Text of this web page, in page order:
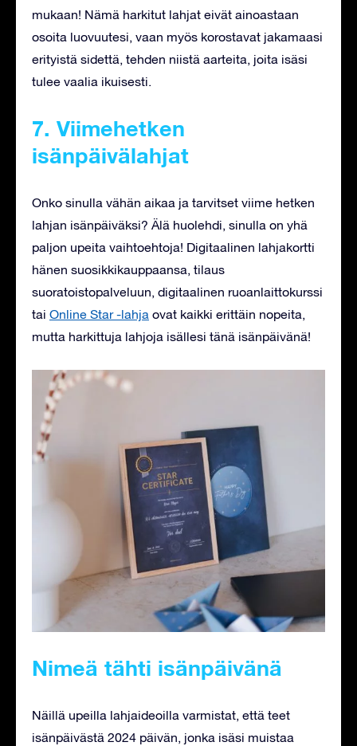
mukaan! Nämä harkitut lahjat eivät ainoastaan
osoita luovuutesi, vaan myös korostavat jakamaasi
erityistä sidettä, tehden niistä aarteita, joita isäsi
tulee vaalia ikuisesti.
7. Viimehetken
isänpäivälahjat
Onko sinulla vähän aikaa ja tarvitset viime hetken
lahjan isänpäiväksi? Älä huolehdi, sinulla on yhä
paljon upeita vaihtoehtoja! Digitaalinen lahjakortti
hänen suosikkikauppaansa, tilaus
suoratoistopalveluun, digitaalinen ruoanlaittokurssi
tai Online Star -lahja ovat kaikki erittäin nopeita,
mutta harkittuja lahjoja isällesi tänä isänpäivänä!
Nimeä tähti isänpäivänä
Näillä upeilla lahjaideoilla varmistat, että teet
isänpäivästä 2024 päivän, jonka isäsi muistaa